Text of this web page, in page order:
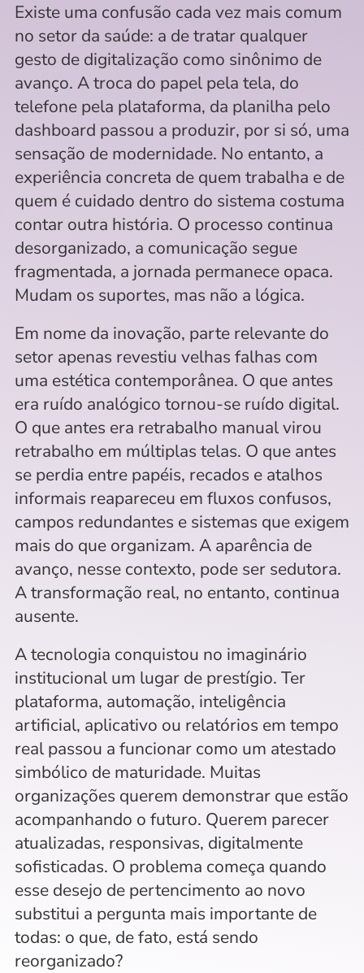
Existe uma confusão cada vez mais comum
no setor da saúde: a de tratar qualquer
gesto de digitalização como sinônimo de
avanço. A troca do papel pela tela, do
telefone pela plataforma, da planilha pelo
dashboard passou a produzir, por si só, uma
sensação de modernidade. No entanto, a
experiência concreta de quem trabalha e de
quem é cuidado dentro do sistema costuma
contar outra história. O processo continua
desorganizado, a comunicação segue
fragmentada, a jornada permanece opaca.
Mudam os suportes, mas não a lógica.
Em nome da inovação, parte relevante do
setor apenas revestiu velhas falhas com
uma estética contemporânea. O que antes
era ruído analógico tornou-se ruído digital.
O que antes era retrabalho manual virou
retrabalho em múltiplas telas. O que antes
se perdia entre papéis, recados e atalhos
informais reapareceu em fluxos confusos,
campos redundantes e sistemas que exigem
mais do que organizam. A aparência de
avanço, nesse contexto, pode ser sedutora.
A transformação real, no entanto, continua
ausente.
A tecnologia conquistou no imaginário
institucional um lugar de prestígio. Ter
plataforma, automação, inteligência
artificial, aplicativo ou relatórios em tempo
real passou a funcionar como um atestado
simbólico de maturidade. Muitas
organizações querem demonstrar que estão
acompanhando o futuro. Querem parecer
atualizadas, responsivas, digitalmente
sofisticadas. O problema começa quando
esse desejo de pertencimento ao novo
substitui a pergunta mais importante de
todas: o que, de fato, está sendo
reorganizado?